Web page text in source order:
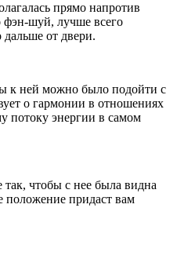
прямо напротив
фэн-шуй, лучше всего
дальше от двери.
к ней можно было подойти с
о гармонии в отношениях
потоку энергии в самом
так, чтобы с нее была видна
положение придаст вам